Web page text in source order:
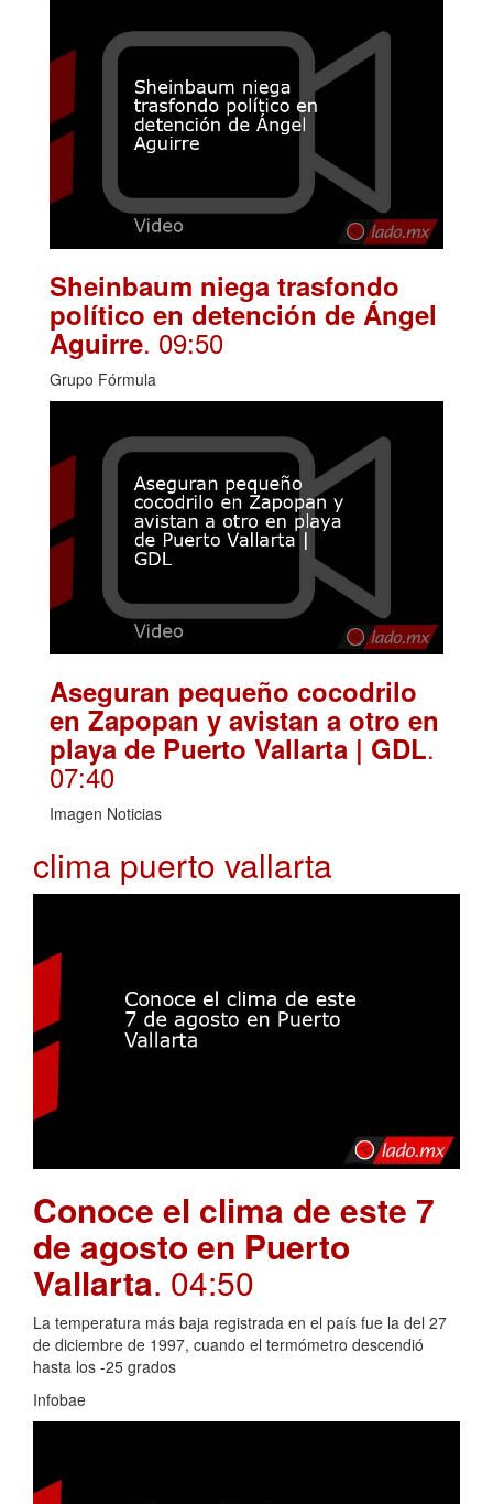
Sheinbaum niega trasfondo
político en detención de Ángel
Aguirre. 09:50
Grupo Fórmula
Aseguran pequeño cocodrilo
en Zapopan y avistan a otro en
playa de Puerto Vallarta | GDL.
07:40
Imagen Noticias
clima puerto vallarta
Conoce el clima de este 7
de agosto en Puerto
Vallarta. 04:50
La temperatura más baja registrada en el país fue la del 27
de diciembre de 1997, cuando el termómetro descendió
hasta los -25 grados
Infobae